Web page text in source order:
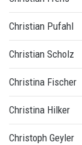
Christian Pufahl
Christian Scholz
Christina Fischer
Christina Hilker
Christoph Geyler